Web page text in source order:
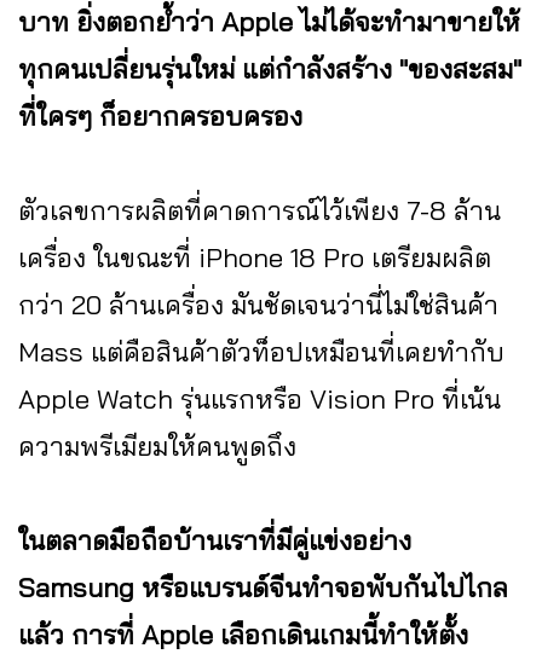
บาท ยิ่งตอกย้ำว่า Apple ไม่ได้จะทำมาขายให้
ทุกคนเปลี่ยนรุ่นใหม่ แต่กำลังสร้าง "ของสะสม"
ที่ใครๆ ก็อยากครอบครอง
ตัวเลขการผลิตที่คาดการณ์ไว้เพียง 7-8 ล้าน
เครื่อง ในขณะที่ iPhone 18 Pro เตรียมผลิต
กว่า 20 ล้านเครื่อง มันชัดเจนว่านี่ไม่ใช่สินค้า
Mass แต่คือสินค้าตัวท็อปเหมือนที่เคยทำกับ
Apple Watch รุ่นแรกหรือ Vision Pro ที่เน้น
ความพรีเมียมให้คนพูดถึง
ในตลาดมือถือบ้านเราที่มีคู่แข่งอย่าง
Samsung หรือแบรนด์จีนทำจอพับกันไปไกล
แล้ว การที่ Apple เลือกเดินเกมนี้ทำให้ตั้ง